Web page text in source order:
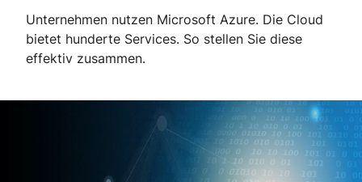
Unternehmen nutzen Microsoft Azure. Die Cloud
bietet hunderte Services. So stellen Sie diese
effektiv zusammen.